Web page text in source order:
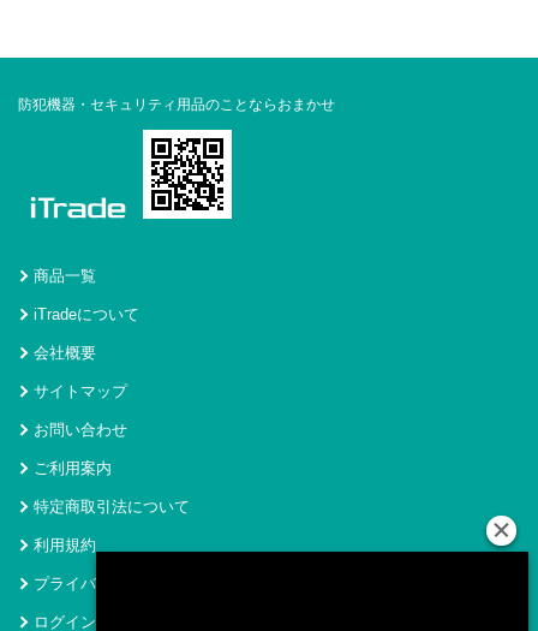
防犯機器・セキュリティ用品のことならおまかせ
商品一覧
iTradeについて
会社概要
サイトマップ
お問い合わせ
ご利用案内
特定商取引法について
利用規約
プライバシーポリシー
ログイン